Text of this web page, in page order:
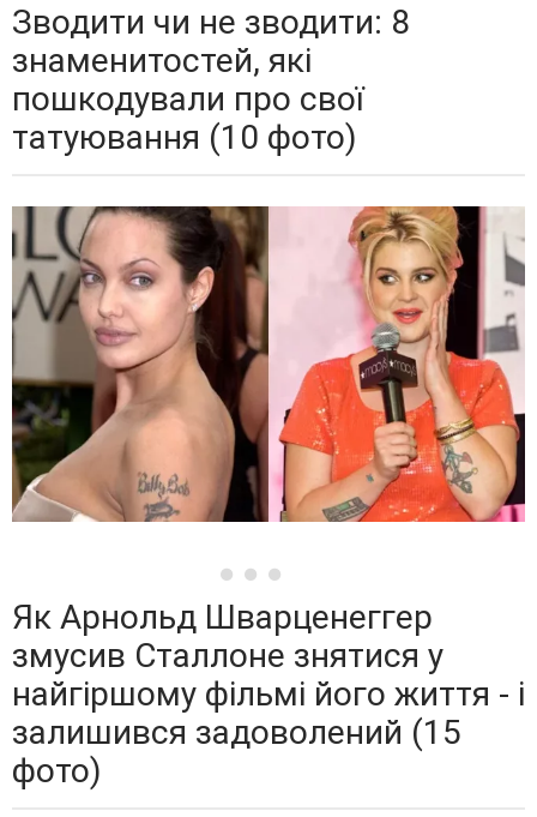
Зводити чи не зводити: 8
знаменитостей, які
пошкодували про свої
татуювання (10 фото)
Як Арнольд Шварценеггер
змусив Сталлоне знятися у
найгіршому фільмі його життя - і
залишився задоволений (15
фото)